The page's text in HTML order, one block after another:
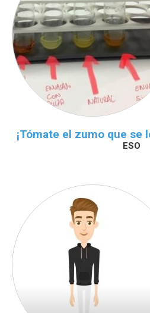
¡Tómate el zumo que se
ESO